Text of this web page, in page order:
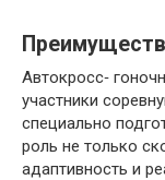
Автокросс‑
участники
специально
роль не только
адаптивность и